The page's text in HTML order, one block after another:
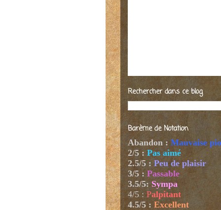
Rechercher dans ce blog
Barème de Notation
Abandon : Mauvaise
2/5 : Pas aimé
2.5/5 : Peu de plaisir
3/5 : Passable
3.5/5: Sympa
4/5 : Palpitant
4.5/5 : Excellent